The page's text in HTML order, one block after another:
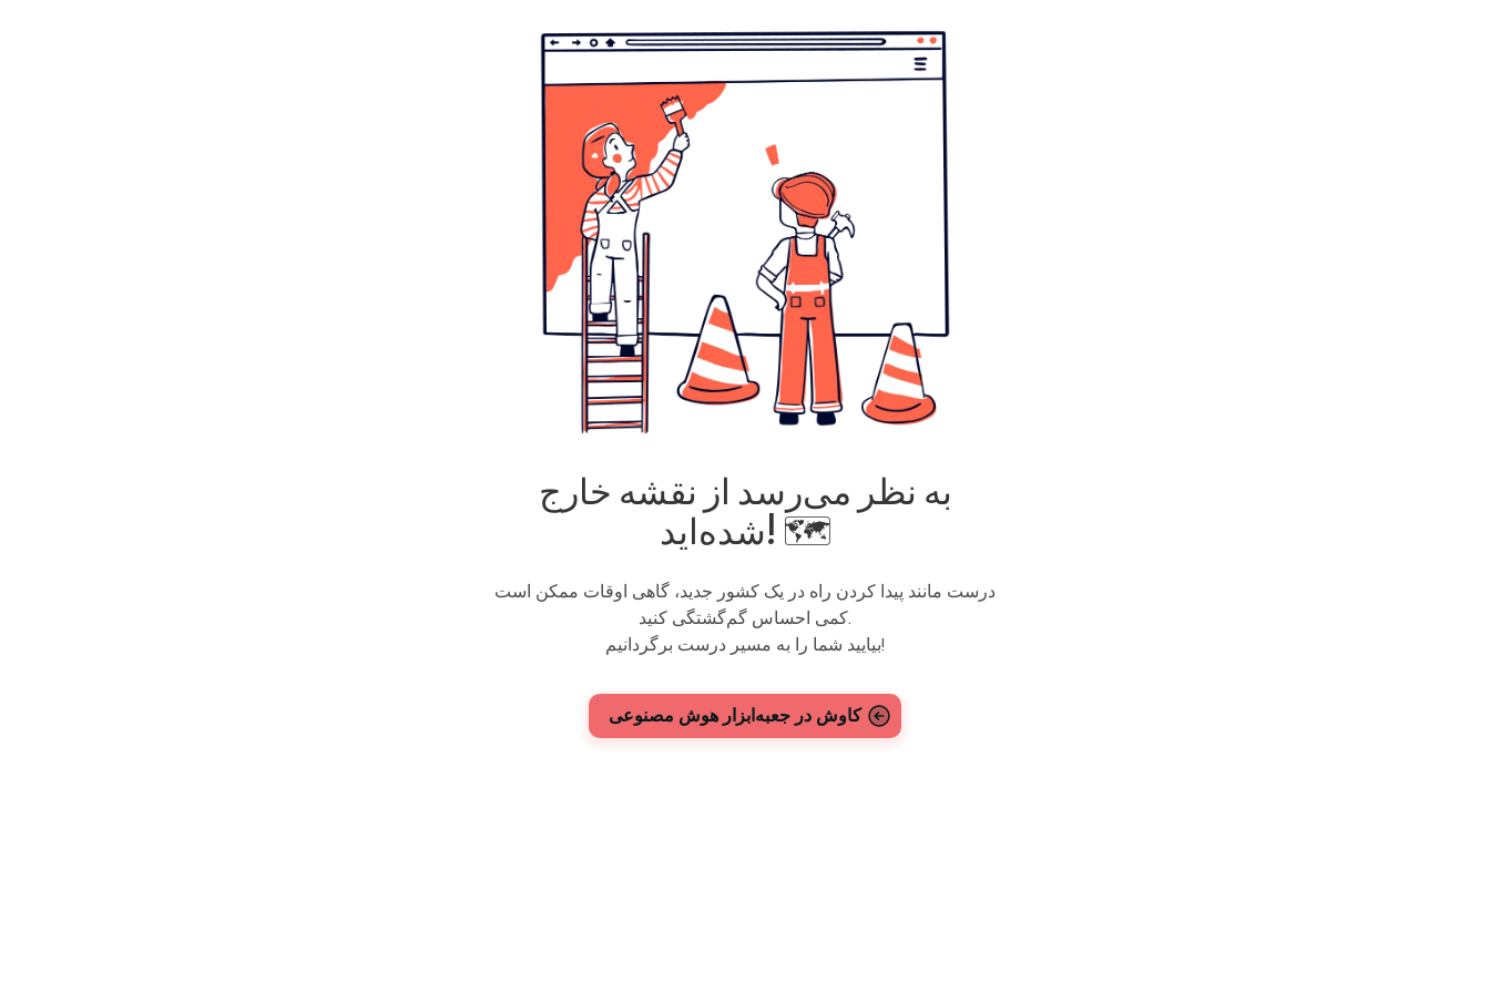
به نظر می‌رسد از نقشه خارج
شده‌اید! 🗺️
درست مانند پیدا کردن راه در یک کشور جدید، گاهی اوقات ممکن است
کمی احساس گم‌گشتگی کنید.
بیایید شما را به مسیر درست برگردانیم!
کاوش در جعبه‌ابزار هوش مصنوعی